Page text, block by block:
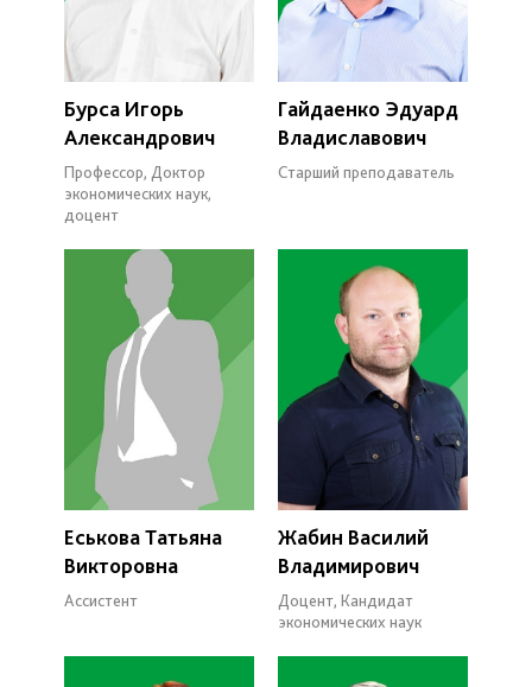
Бурса Игорь
Александрович
Профессор, Доктор
экономических наук,
доцент
Гайдаенко Эдуард
Владиславович
Старший преподаватель
Еськова Татьяна
Викторовна
Ассистент
Жабин Василий
Владимирович
Доцент, Кандидат
экономических наук